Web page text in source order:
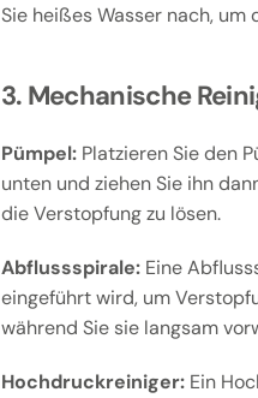
Sie heißes Wasser nach, um
3. Mechanische
Pümpel:Platzieren Sie den
unten und ziehen Sie ihn
die Verstopfung zu lösen.
Abflussspirale:Eine
eingeführt wird, um
während Sie sie langsam
Hochdruckreiniger:Ein